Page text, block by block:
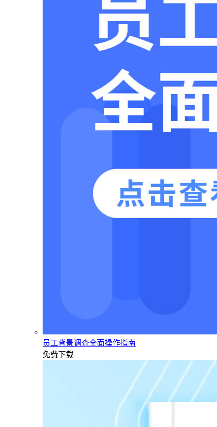
员工背景调查全面操作指南
免费下载